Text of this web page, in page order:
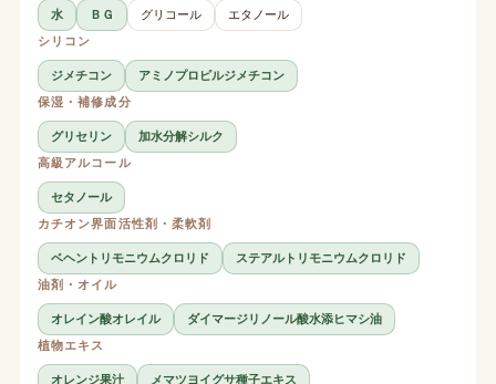
水 ＢＧ グリコール
エタノール
シリコン
ジメチコン
アミノプロピルジメチコン
保湿・補修成分
グリセリン
加水分解シルク
高級アルコール
セタノール
カチオン界面活性剤・柔軟剤
ベヘントリモニウムクロリド
ステアルトリモニウムクロリド
油剤・オイル
オレイン酸オレイル
ダイマージリノール酸水添ヒマシ油
植物エキス
オレンジ果汁
メマツヨイグサ種子エキス